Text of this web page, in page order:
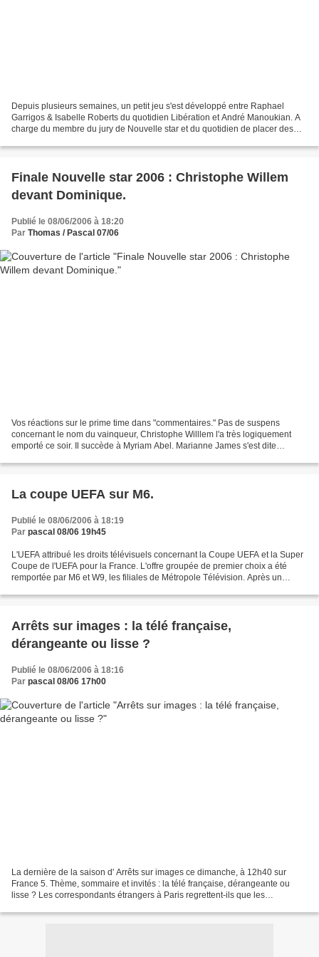
Depuis plusieurs semaines, un petit jeu s'est développé entre Raphael
Garrigos & Isabelle Roberts du quotidien Libération et André Manoukian. A
charge du membre du jury de Nouvelle star et du quotidien de placer des
Finale Nouvelle star 2006 : Christophe Willem
devant Dominique.
Publié le 08/06/2006 à 18:20
Par Thomas / Pascal 07/06
Vos réactions sur le prime time dans "commentaires." Pas de suspens
concernant le nom du vainqueur, Christophe Willlem l'a très logiquement
emporté ce soir. Il succède à Myriam Abel. Marianne James s'est dite
La coupe UEFA sur M6.
Publié le 08/06/2006 à 18:19
Par pascal 08/06 19h45
L'UEFA attribué les droits télévisuels concernant la Coupe UEFA et la Super
Coupe de l'UEFA pour la France. L'offre groupée de premier choix a été
remportée par M6 et W9, les filiales de Métropole Télévision. Après un
Arrêts sur images : la télé française,
dérangeante ou lisse ?
Publié le 08/06/2006 à 18:16
Par pascal 08/06 17h00
La dernière de la saison d' Arrêts sur images ce dimanche, à 12h40 sur
France 5. Thème, sommaire et invités : la télé française, dérangeante ou
lisse ? Les correspondants étrangers à Paris regrettent-ils que les